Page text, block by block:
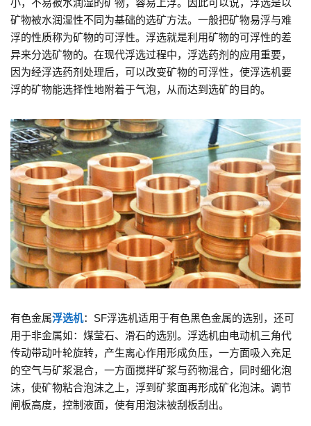
矿物被水润湿性不同为基础的选矿方法。一般把矿物易浮与难
浮的性质称为矿物的可浮性。浮选就是利用矿物的可浮性的差
异来分选矿物的。在现代浮选过程中，浮选药剂的应用重要，
因为经浮选药剂处理后，可以改变矿物的可浮性，使浮选机要
浮的矿物能选择性地附着于气泡，从而达到选矿的目的。
有色金属浮选机：SF浮选机适用于有色黑色金属的选别，还可
用于非金属如：煤莹石、滑石的选别。浮选机由电动机三角代
传动带动叶轮旋转，产生离心作用形成负压，一方面吸入充足
的空气与矿浆混合，一方面搅拌矿浆与药物混合，同时细化泡
沫，使矿物粘合泡沫之上，浮到矿浆面再形成矿化泡沫。调节
闸板高度，控制液面，使有用泡沫被刮板刮出。